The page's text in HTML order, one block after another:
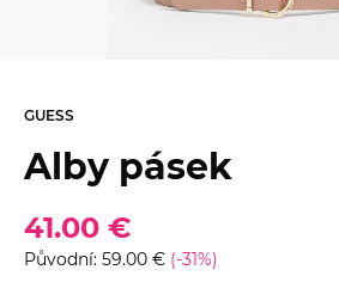
GUESS
Alby pásek
41.00 €
Původní: 59.00 € (-31%)